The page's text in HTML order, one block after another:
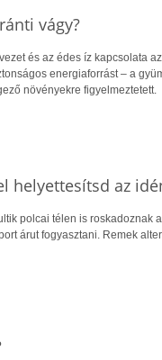
vágy?
és az édes íz kapcsolata
energiaforrást – a
növényekre figyelmeztetett.
helyettesítsd az
polcai télen is roskadoznak
árut fogyasztani. Remek